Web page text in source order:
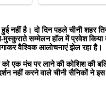
हुई नहीं है। दो दिन पहले चीनी
सम्मेलन हॉल में प्रवेश किया
वैश्विक आलोचनाएं झेल रहा है।
को एक मंच पर लाने की कोशिश की
नहीं करने वाले चीनी सैनिकों ने